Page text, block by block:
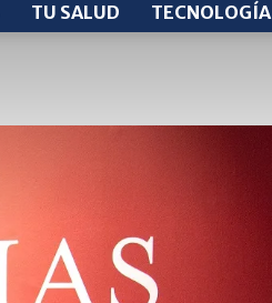
TU SALUD TECNOLOGÍA